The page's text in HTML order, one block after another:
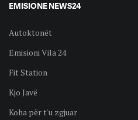
EMISIONE NEWS24
Autoktonët
Emisioni Vila 24
Fit Station
Kjo Javë
Koha për t'u zgjuar